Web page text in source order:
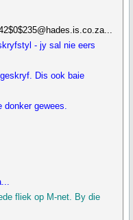
- jy sal nie eers
Dis ook baie
donker gewees.
fliek op M-net. By die